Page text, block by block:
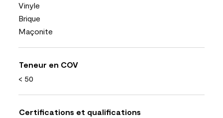
Vinyle
Brique
Maçonite
Teneur en COV
< 50
Certifications et qualifications